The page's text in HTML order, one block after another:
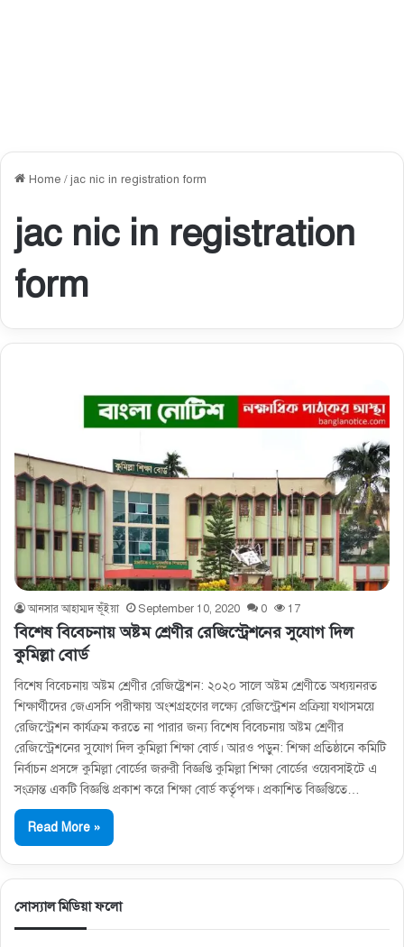
Home /jac nic in registration form
jac nic in registration
form
আনসার আহাম্মদ ভূঁইয়া September 10, 2020 0 17
বিশেষ বিবেচনায় অষ্টম শ্রেণীর রেজিস্ট্রেশনের সুযোগ দিল
কুমিল্লা বোর্ড
বিশেষ বিবেচনায় অষ্টম শ্রেণীর রেজিষ্ট্রেশন: ২০২০ সালে অষ্টম শ্রেণীতে অধ্যয়নরত
শিক্ষার্থীদের জেএসসি পরীক্ষায় অংশগ্রহণের লক্ষ্যে রেজিস্ট্রেশন প্রক্রিয়া যথাসময়ে
রেজিস্ট্রেশন কার্যক্রম করতে না পারার জন্য বিশেষ বিবেচনায় অষ্টম শ্রেণীর
রেজিস্ট্রেশনের সুযোগ দিল কুমিল্লা শিক্ষা বোর্ড। আরও পড়ুন: শিক্ষা প্রতিষ্ঠানে কমিটি
নির্বাচন প্রসঙ্গে কুমিল্লা বোর্ডের জরুরী বিজ্ঞপ্তি কুমিল্লা শিক্ষা বোর্ডের ওয়েবসাইটে এ
সংক্রান্ত একটি বিজ্ঞপ্তি প্রকাশ করে শিক্ষা বোর্ড কর্তৃপক্ষ। প্রকাশিত বিজ্ঞপ্তিতে…
Read More »
সোস্যাল মিডিয়া ফলো